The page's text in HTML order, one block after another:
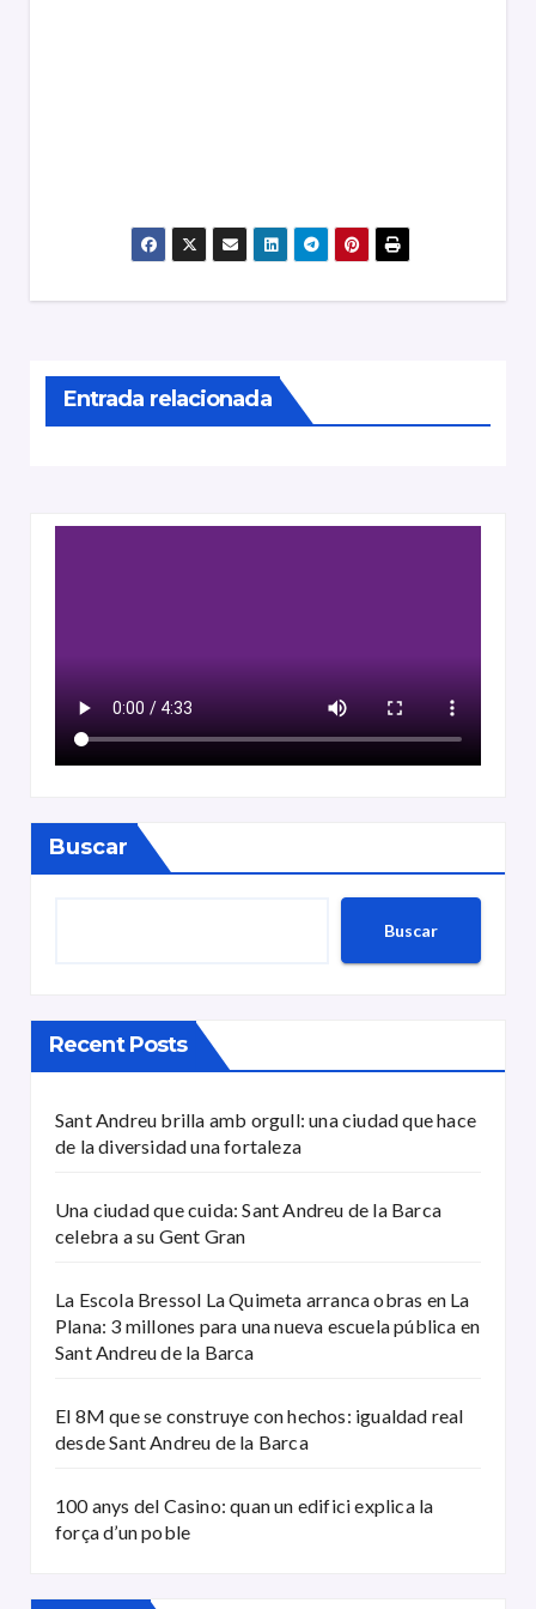
Entrada relacionada
Buscar
Buscar
Recent Posts
Sant Andreu brilla amb orgull: una ciudad que hace
de la diversidad una fortaleza
Una ciudad que cuida: Sant Andreu de la Barca
celebra a su Gent Gran
La Escola Bressol La Quimeta arranca obras en La
Plana: 3 millones para una nueva escuela pública en
Sant Andreu de la Barca
El 8M que se construye con hechos: igualdad real
desde Sant Andreu de la Barca
100 anys del Casino: quan un edifici explica la
força d’un poble